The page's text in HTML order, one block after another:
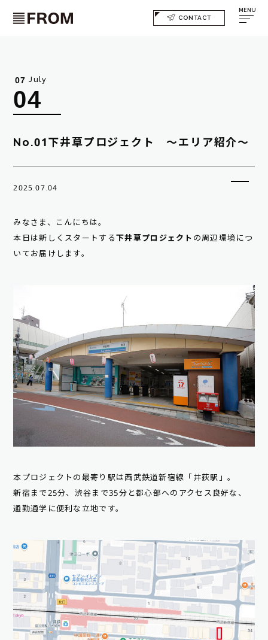
CONTACT
MENU
07 July
04
No.01下井草プロジェクト ～エリア紹介～
2025.07.04
みなさま、こんにちは。
本日は新しくスタートする 下井草プロジェクト の周辺環境につ
いてお届けします。
本プロジェクトの最寄り駅は西武鉄道新宿線「井荻駅」。
新宿まで25分、渋谷まで35分と都心部へのアクセス良好な、
通勤通学に便利な立地です。